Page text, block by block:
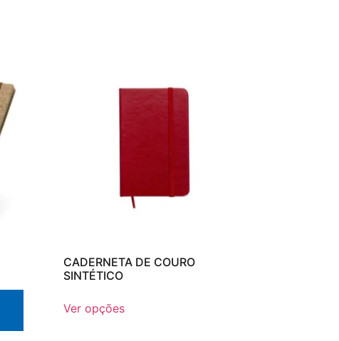
CADERNETA DE COURO
SINTÉTICO
Ver opções